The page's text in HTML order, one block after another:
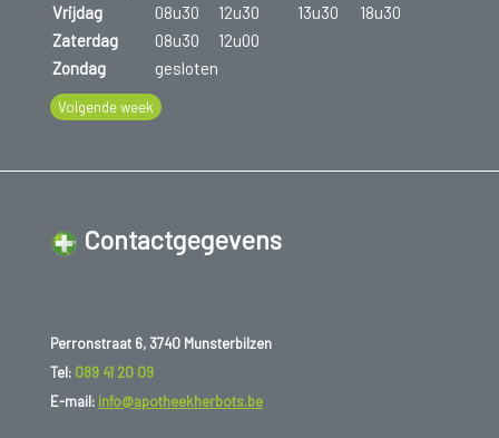
Vrijdag
08u30 12u30 13u30
18u30
Zaterdag
08u30
12u00
Zondag
gesloten
Volgende week
Contactgegevens
Perronstraat 6, 3740 Munsterbilzen
Tel: 089 41 20 09
E-mail: info@apotheekherbots.be